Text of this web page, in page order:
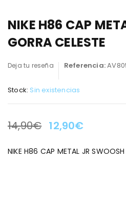
NIKE H86 CAP
GORRA CELESTE
Deja tu reseña Referencia:
Stock: Sin existencias
LA OFERTA TERMINA EN:
14,90€ 12,90€
NIKE H86 CAP METAL JR SWOOSH